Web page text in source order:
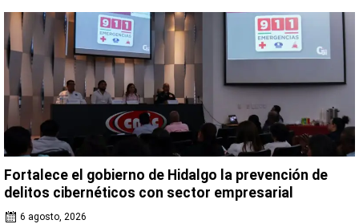
Fortalece el gobierno de Hidalgo la prevención de
delitos cibernéticos con sector empresarial
6 agosto, 2026